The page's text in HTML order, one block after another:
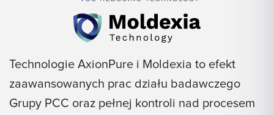
Technologie AxionPure i Moldexia to efekt
zaawansowanych prac działu badawczego
Grupy PCC oraz pełnej kontroli nad procesem